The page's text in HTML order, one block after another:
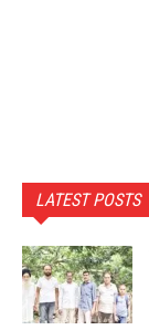
LATEST POSTS